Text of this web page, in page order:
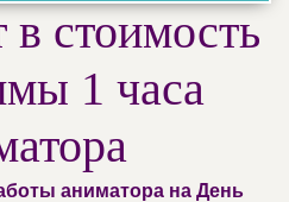
в стоимость
1 часа
аниматора на День